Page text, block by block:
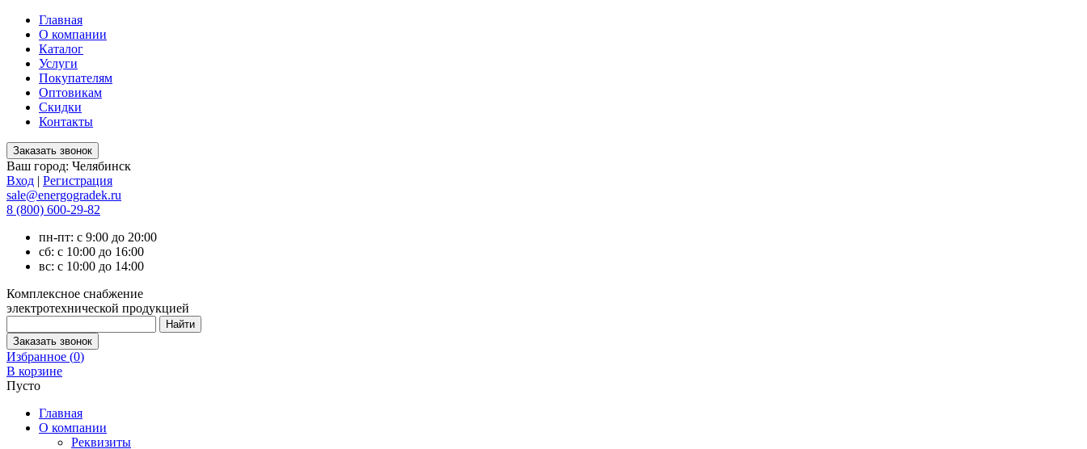
Главная
О компании
Каталог
Услуги
Покупателям
Оптовикам
Скидки
Контакты
Ваш город: Челябинск
Вход | Регистрация
sale@energogradek.ru
8 (800) 600-29-82
пн-пт: с 9:00 до 20:00
сб: с 10:00 до 16:00
вс: с 10:00 до 14:00
Комплексное снабжение
электротехнической продукцией
Избранное (0)
В корзине
Пусто
Главная
О компании
Реквизиты